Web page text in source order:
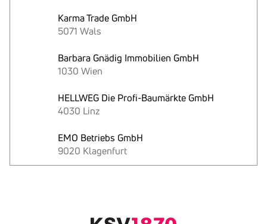
Karma Trade GmbH
5071 Wals
Barbara Gnädig Immobilien GmbH
1030 Wien
HELLWEG Die Profi-Baumärkte GmbH
4030 Linz
EMO Betriebs GmbH
9020 Klagenfurt